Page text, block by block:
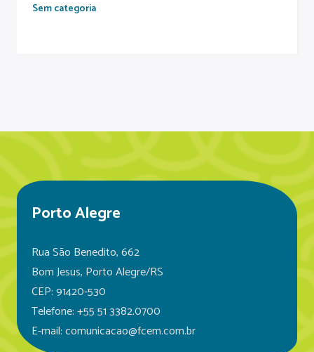
Sem categoria
Porto Alegre
Rua São Benedito, 662
Bom Jesus, Porto Alegre/RS
CEP: 91420-530
Telefone: +55 51 3382.0700
E-mail: comunicacao@fcem.com.br